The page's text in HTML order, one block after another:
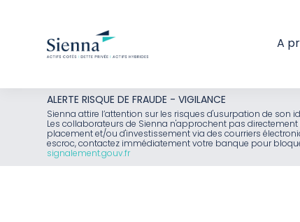
contenu
A
ALERTE RISQUE DE FRAUDE - VIGILANCE
Sienna attire l’attention sur les risques d'usurpation de
Les collaborateurs de Sienna n'approchent pas
placement et/ou d'investissement via des courriers
escroc, contactez immédiatement votre banque pour
signalement.gouv.fr